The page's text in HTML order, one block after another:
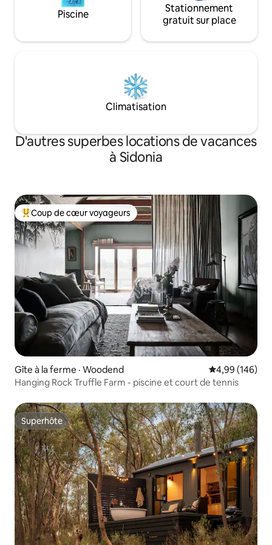
Piscine
Stationnement
gratuit sur place
Climatisation
D'autres superbes locations de vacances
à Sidonia
Coup de cœur voyageurs parmi les plus aimés
Coup de cœur voyageurs
Gîte à la ferme · Woodend Note
4,99 (146)
Hanging Rock Truffle Farm - piscine et court de tennis
Superhôte
Superhôte